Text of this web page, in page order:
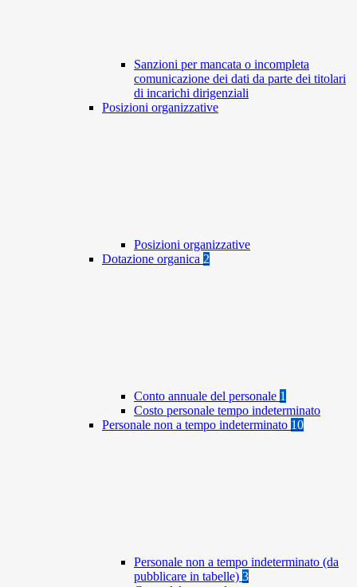
Sanzioni per mancata o incompleta
comunicazione dei dati da parte dei titolari
di incarichi dirigenziali
Posizioni organizzative
Posizioni organizzative
Dotazione organica 2
Conto annuale del personale 1
Costo personale tempo indeterminato
Personale non a tempo indeterminato 10
Personale non a tempo indeterminato (da
pubblicare in tabelle) 3